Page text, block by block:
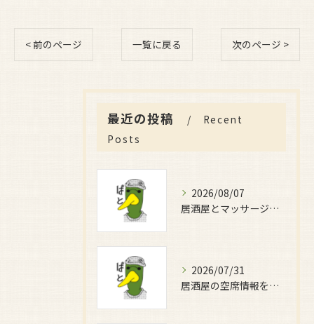
< 前のページ 一覧に戻る 次のページ >
最近の投稿
Recent
Posts
2026/08/07
居酒屋とマッサージで癒しの時間を満喫する新しい過ごし方完全ガイド
2026/07/31
居酒屋の空席情報を大阪府大阪市北区と大東市で効率よく比較する方法と賢い店選びガイド